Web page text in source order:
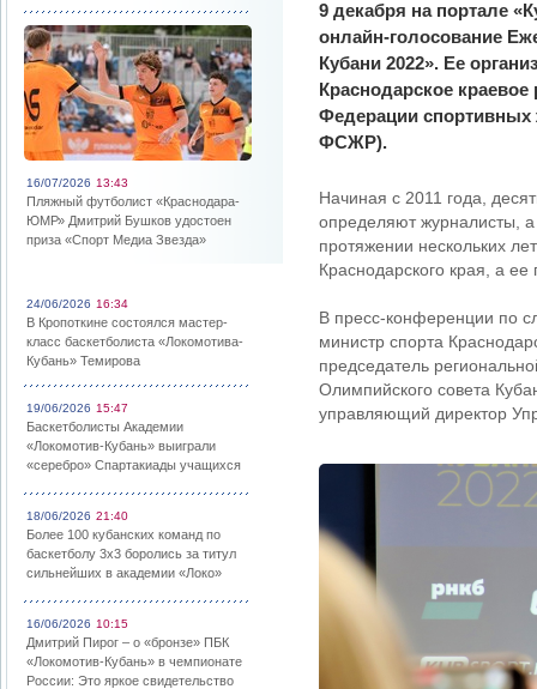
16/07/2026 13:43
Пляжный футболист «Краснодара-
ЮМР» Дмитрий Бушков удостоен
приза «Спорт Медиа Звезда»
24/06/2026 16:34
В Кропоткине состоялся мастер-
класс баскетболиста «Локомотива-
Кубань» Темирова
19/06/2026 15:47
Баскетболисты Академии
«Локомотив-Кубань» выиграли
«серебро» Спартакиады учащихся
18/06/2026 21:40
Более 100 кубанских команд по
баскетболу 3х3 боролись за титул
сильнейших в академии «Локо»
16/06/2026 10:15
Дмитрий Пирог – о «бронзе» ПБК
«Локомотив-Кубань» в чемпионате
России: Это яркое свидетельство
9 декабря на портале
онлайн-голосование
Кубани 2022». Ее
Краснодарское
Федерации
ФСЖР).
Начиная с 2011 года,
определяют журналисты,
протяжении нескольких
Краснодарского края, а
В пресс-конференции по
министр спорта
председатель
Олимпийского совета
управляющий директор